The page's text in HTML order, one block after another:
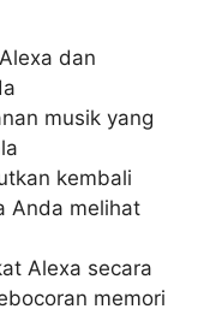
dan
musik yang
kembali
Anda melihat
Alexa secara
memori